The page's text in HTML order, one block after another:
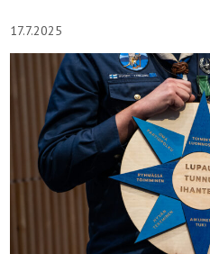
17.7.2025